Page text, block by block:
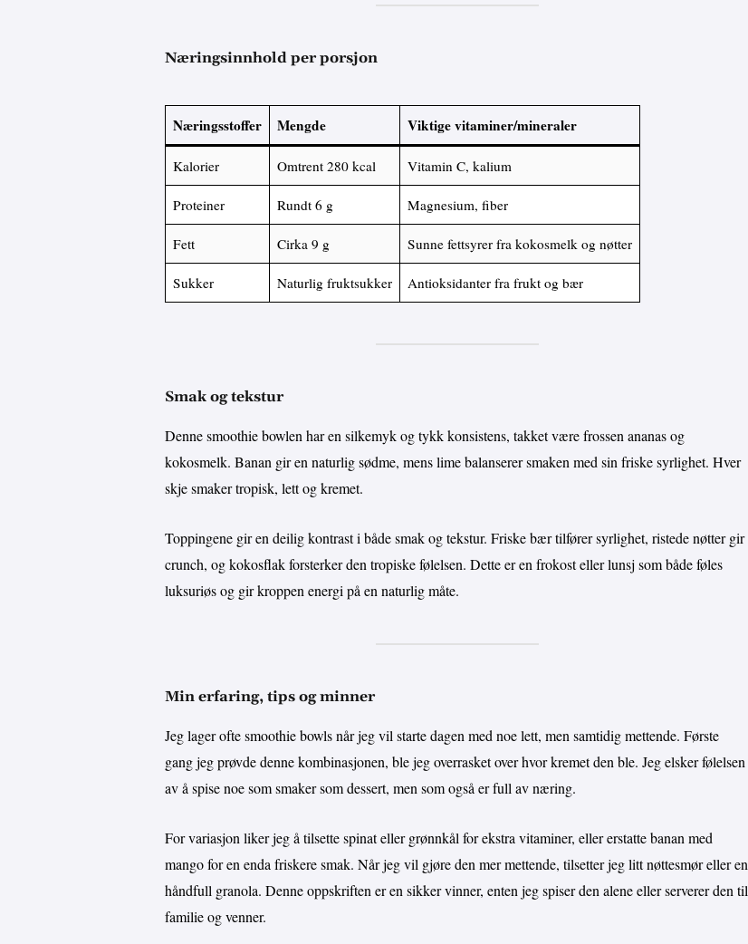
Næringsinnhold per porsjon
Næringsstoffer Mengde Viktige vitaminer/mineraler
Kalorier Omtrent 280 kcal Vitamin C, kalium
Proteiner Rundt 6 g Magnesium, fiber
Fett Cirka 9 g Sunne fettsyrer fra kokosmelk og nøtter
Sukker Naturlig fruktsukker Antioksidanter fra frukt og bær
Smak og tekstur
Denne smoothie bowlen har en silkemyk og tykk konsistens, takket være frossen ananas og
kokosmelk. Banan gir en naturlig sødme, mens lime balanserer smaken med sin friske syrlighet. Hver
skje smaker tropisk, lett og kremet.
Toppingene gir en deilig kontrast i både smak og tekstur. Friske bær tilfører syrlighet, ristede nøtter gir
crunch, og kokosflak forsterker den tropiske følelsen. Dette er en frokost eller lunsj som både føles
luksuriøs og gir kroppen energi på en naturlig måte.
Min erfaring, tips og minner
Jeg lager ofte smoothie bowls når jeg vil starte dagen med noe lett, men samtidig mettende. Første
gang jeg prøvde denne kombinasjonen, ble jeg overrasket over hvor kremet den ble. Jeg elsker følelsen
av å spise noe som smaker som dessert, men som også er full av næring.
For variasjon liker jeg å tilsette spinat eller grønnkål for ekstra vitaminer, eller erstatte banan med
mango for en enda friskere smak. Når jeg vil gjøre den mer mettende, tilsetter jeg litt nøttesmør eller en
håndfull granola. Denne oppskriften er en sikker vinner, enten jeg spiser den alene eller serverer den til
familie og venner.